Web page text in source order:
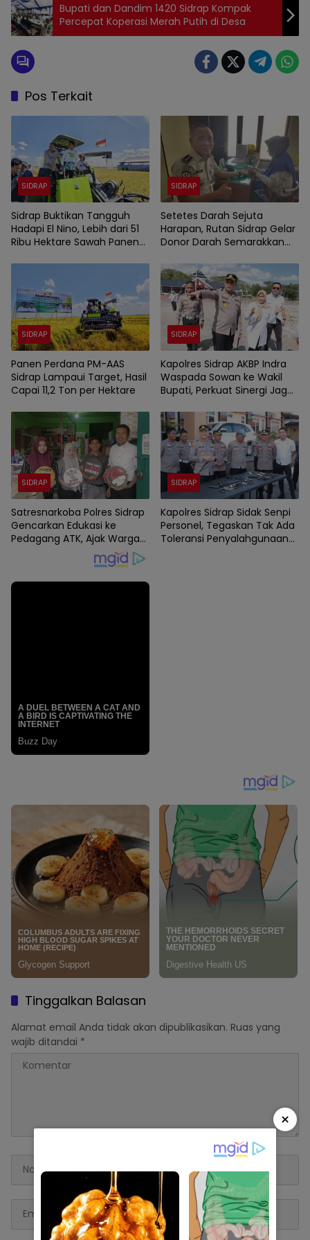
Bupati dan Dandim 1420 Sidrap Kompak
Percepat Koperasi Merah Putih di Desa
Pos Terkait
SIDRAP
Sidrap Buktikan Tangguh
Hadapi El Nino, Lebih dari 51
Ribu Hektare Sawah Panen
SIDRAP
Setetes Darah Sejuta
Harapan, Rutan Sidrap Gelar
Donor Darah Semarakkan
SIDRAP
Panen Perdana PM-AAS
Sidrap Lampaui Target, Hasil
Capai 11,2 Ton per Hektare
SIDRAP
Kapolres Sidrap AKBP Indra
Waspada Sowan ke Wakil
Bupati, Perkuat Sinergi Jaga
Pembangunan
SIDRAP
Satresnarkoba Polres Sidrap
Gencarkan Edukasi ke
Pedagang ATK, Ajak Warga
Jadi Garda Terdepan
SIDRAP
Kapolres Sidrap Sidak Senpi
Personel, Tegaskan Tak Ada
Toleransi Penyalahgunaan
Tinggalkan Balasan
Alamat email Anda tidak akan dipublikasikan. Ruas yang
wajib ditandai *
×